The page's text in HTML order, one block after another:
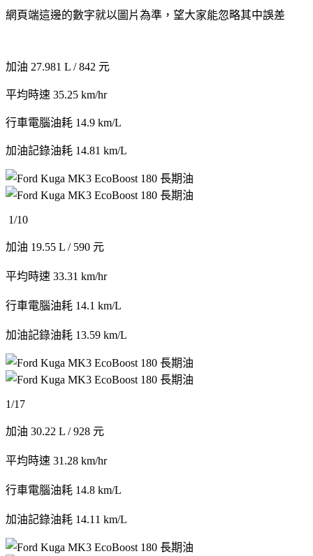
網頁端這邊的數字就以圖片為準，望大家能忽略其中誤差
加油 27.981 L / 842 元
平均時速 35.25 km/hr
行車電腦油耗 14.9 km/L
加油記錄油耗 14.81 km/L
1/10
加油 19.55 L / 590 元
平均時速 33.31 km/hr
行車電腦油耗 14.1 km/L
加油記錄油耗 13.59 km/L
1/17
加油 30.22 L / 928 元
平均時速 31.28 km/hr
行車電腦油耗 14.8 km/L
加油記錄油耗 14.11 km/L